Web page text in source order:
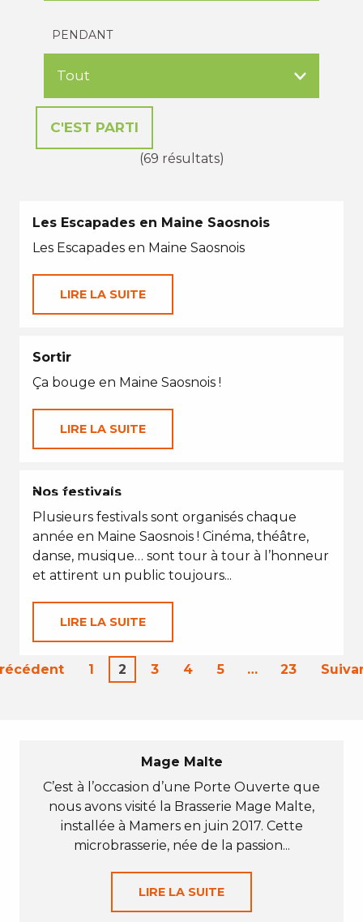
PENDANT
(69 résultats)
Les Escapades en Maine Saosnois
Les Escapades en Maine Saosnois
LIRE LA SUITE
Sortir
Ça bouge en Maine Saosnois !
LIRE LA SUITE
EN TOUTES SAISONS
Nos festivals
Plusieurs festivals sont organisés chaque
année en Maine Saosnois ! Cinéma, théâtre,
danse, musique… sont tour à tour à l’honneur
et attirent un public toujours...
LIRE LA SUITE
1 2 3 4 5 … 23
Mage Malte
C’est à l’occasion d’une Porte Ouverte que
nous avons visité la Brasserie Mage Malte,
installée à Mamers en juin 2017. Cette
microbrasserie, née de la passion...
LIRE LA SUITE